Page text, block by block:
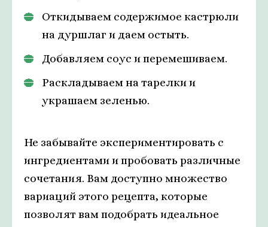
Откидываем содержимое кастрюли
на дуршлаг и даем остыть.
Добавляем соус и перемешиваем.
Раскладываем на тарелки и
украшаем зеленью.
Не забывайте экспериментировать с
ингредиентами и пробовать различные
сочетания. Вам доступно множество
вариаций этого рецепта, которые
позволят вам подобрать идеальное